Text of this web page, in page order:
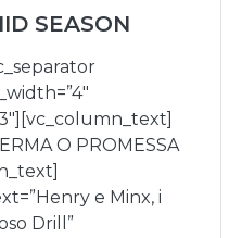
SEASON
O PROMESSA
e Minx, i
Drill”